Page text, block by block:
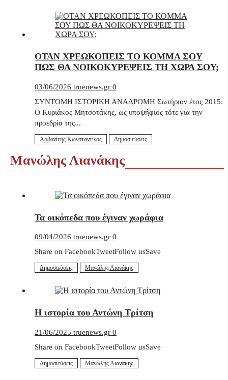
ΟΤΑΝ ΧΡΕΩΚΟΠΕΙΣ ΤΟ ΚΟΜΜΑ ΣΟΥ
ΠΩΣ ΘΑ ΝΟΙΚΟΚΥΡΕΨΕΙΣ ΤΗ ΧΩΡΑ ΣΟΥ;
03/06/2026 truenews.gr 0
ΣΥΝΤΟΜΗ ΙΣΤΟΡΙΚΗ ΑΝΑΔΡΟΜΗ Σωτήριον έτος 2015:
Ο Κυριάκος Μητσοτάκης, ως υποψήφιος τότε για την
προεδρία της...
Αρβανίτης Κωνσταντίνος Δημοσιεύσεις
Μανώλης Λιανάκης
Τα οικόπεδα που έγιναν χωράφια
09/04/2026 truenews.gr 0
Share on FacebookTweetFollow usSave
Δημοσιεύσεις Μανώλης Λιανάκης
Η ιστορία του Αντώνη Τρίτση
21/06/2025 truenews.gr 0
Share on FacebookTweetFollow usSave
Δημοσιεύσεις Μανώλης Λιανάκης